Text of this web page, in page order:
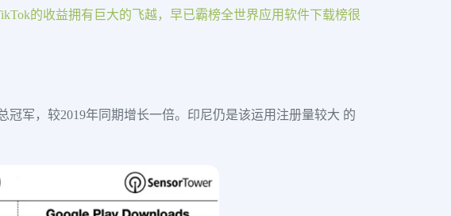
的收益拥有巨大的飞越，早已霸榜全世界应用软件下载榜很
军，较2019年同期增长一倍。印尼仍是该运用注册量较大 的